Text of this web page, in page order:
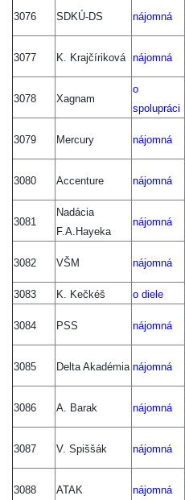
3076 SDKÚ-DS nájomná
3077 K. Krajčíriková nájomná
3078 Xagnam
o
spolupráci
3079 Mercury nájomná
3080 Accenture nájomná
3081
Nadácia
F.A.Hayeka
nájomná
3082 VŠM nájomná
3083 K. Kečkéš o diele
3084 PSS nájomná
3085 Delta Akadémia nájomná
3086 A. Barak nájomná
3087 V. Spiššák nájomná
3088 ATAK nájomná